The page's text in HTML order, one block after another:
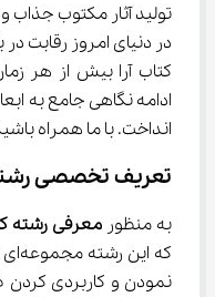
کتاب آرا بیش از هر
ادامه نگاهی جامع به
انداخت. با ما همراه
تعریف تخصصی
به منظور معرفی رشته
نمودن و کاربردی